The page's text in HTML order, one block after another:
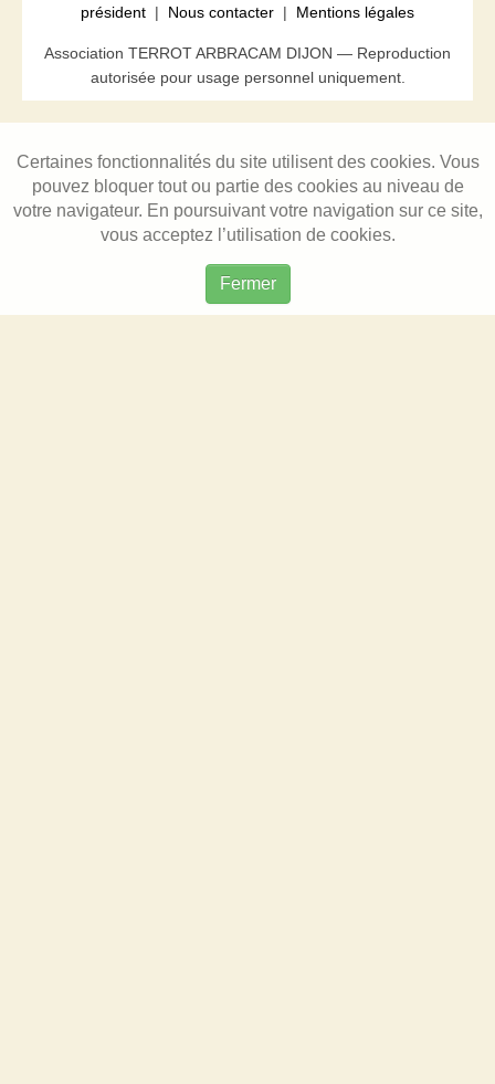
président | Nous contacter | Mentions légales
Association TERROT ARBRACAM DIJON — Reproduction
autorisée pour usage personnel uniquement.
Certaines fonctionnalités du site utilisent des cookies. Vous
pouvez bloquer tout ou partie des cookies au niveau de
votre navigateur. En poursuivant votre navigation sur ce site,
vous acceptez l’utilisation de cookies.
Fermer